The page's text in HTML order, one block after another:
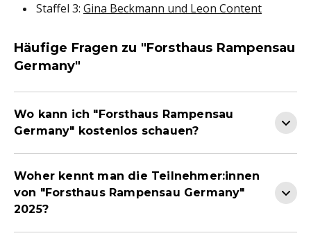
Staffel 3: Gina Beckmann und Leon Content
Häufige Fragen zu "Forsthaus Rampensau
Germany"
Wo kann ich "Forsthaus Rampensau
Germany" kostenlos schauen?
Woher kennt man die Teilnehmer:innen
von "Forsthaus Rampensau Germany"
2025?